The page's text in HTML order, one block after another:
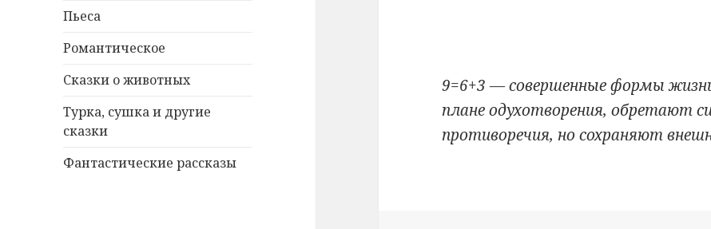
Пьеса
Романтическое
Сказки о животных
Турка, сушка и другие
сказки
Фантастические рассказы
9=6+3 — совершенные формы
плане одухотворения, обретают
противоречия, но сохраняют